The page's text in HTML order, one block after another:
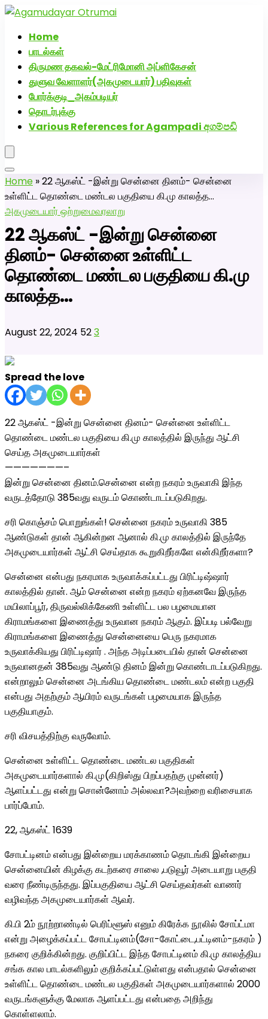
Home
பாடல்கள்
திருமண தகவல்-மேட்ரிமோனி அப்ளிகேசன்
துளுவ வேளாளர்(அகமுடையார்) பதிவுகள்
போர்க்குடி_அகம்படியர்
தொடர்புக்கு
Various References for Agampadi අගම්පඩි
Home »22 ஆகஸ்ட் -இன்று சென்னை தினம்- சென்னை
உள்ளிட்ட தொண்டை மண்டல பகுதியை கி.மு காலத்த…
அகமுடையார் ஒற்றுமைவரலாறு
22 ஆகஸ்ட் -இன்று சென்னை
தினம்- சென்னை உள்ளிட்ட
தொண்டை மண்டல பகுதியை கி.மு
காலத்த…
August 22, 2024 523
Spread the love
22 ஆகஸ்ட் -இன்று சென்னை தினம்- சென்னை உள்ளிட்ட
தொண்டை மண்டல பகுதியை கி.மு காலத்தில் இருந்து ஆட்சி
செய்த அகமுடையார்கள்
———————–
இன்று சென்னை தினம்.சென்னை என்ற நகரம் உருவாகி இந்த
வருடத்தோடு 385வது வருடம் கொண்டாடப்படுகிறது.
சரி கொஞ்சம் பொறுங்கள்! சென்னை நகரம் உருவாகி 385
ஆண்டுகள் தான் ஆகின்றன ஆனால் கி.மு காலத்தில் இருந்தே
அகமுடையார்கள் ஆட்சி செய்தாக கூறுகிறீர்களே என்கிறீர்களா?
சென்னை என்பது நகரமாக உருவாக்கப்பட்டது பிரிட்டிஷ்ஷார்
காலத்தில் தான். ஆம் சென்னை என்ற நகரம் ஏற்கனவே இருந்த
மயிலாப்பூர், திருவல்லிக்கேணி உள்ளிட்ட பல பழமையான
கிராமங்களை இணைத்து உருவான நகரம் ஆகும். இப்படி பல்வேறு
கிராமங்களை இணைத்து சென்னையை பெரு நகரமாக
உருவாக்கியது பிரிட்டிஷார் . அந்த அடிப்படையில் தான் சென்னை
உருவானதன் 385வது ஆண்டு தினம் இன்று கொண்டாடப்படுகிறது.
என்றாலும் சென்னை அடங்கிய தொண்டை மண்டலம் என்ற பகுதி
என்பது அதற்கும் ஆயிரம் வருடங்கள் பழமையாக இருந்த
பகுதியாகும்.
சரி விசயத்திற்கு வருவோம்.
சென்னை உள்ளிட்ட தொண்டை மண்டல பகுதிகள்
அகமுடையார்களால் கி.மு(கிறிஸ்து பிறப்பதற்கு முன்னர்)
ஆளப்பட்டது என்று சொன்னோம் அல்லவா?அவற்றை வரிசையாக
பார்ப்போம்.
22, ஆகஸ்ட் 1639
சோபட்டினம் என்பது இன்றைய மரக்காணம் தொடங்கி இன்றைய
சென்னையின் கிழக்கு கடற்கரை சாலை ,படுவூர் அடையாறு பகுதி
வரை நீண்டிருந்தது. இப்பகுதியை ஆட்சி செய்தவர்கள் வாணர்
வழிவந்த அகமுடையார்கள் ஆவர்.
கி.பி 2ம் நூற்றாண்டில் பெரிப்ளூஸ் எனும் கிரேக்க நூலில் சோப்ட்மா
என்று அழைக்கப்பட்ட சோபட்டினம்(சோ-கோட்டை,பட்டினம்-நகரம் )
நகரை குறிக்கின்றது. குறிப்பிட்ட இந்த சோபட்டினம் கி.மு காலத்திய
சங்க கால பாடல்களிலும் குறிக்கப்பட்டுள்ளது என்பதால் சென்னை
உள்ளிட்ட தொண்டை மண்டல பகுதிகள் அகமுடையார்களால் 2000
வருடங்களுக்கு மேலாக ஆளப்பட்டது என்பதை அறிந்து
கொள்ளலாம்.
அகமுடையார் திருமண வரன்களுக்கு அகமுடையார்மேட்ரி-